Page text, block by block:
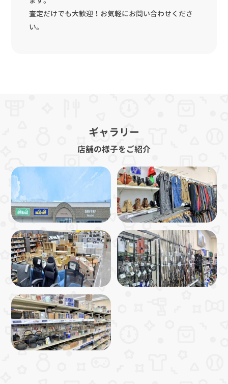
査定だけでも大歓迎！お気軽にお問い合わせくださ
い。
ギャラリー
店舗の様子をご紹介